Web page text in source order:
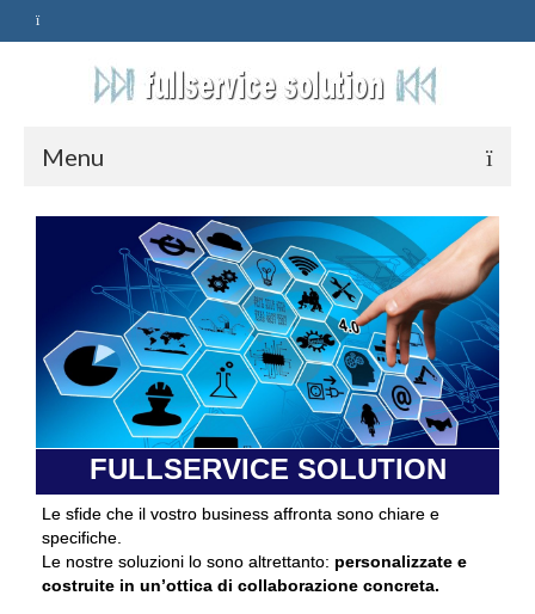
Menu
HOME
ASSISTENZA
POLITICA
Qualità
PRIVACY
CONTATTI
FULLSERVICE SOLUTION
Le sfide che il vostro business affronta sono chiare e
specifiche.
Le nostre soluzioni lo sono altrettanto: personalizzate e
costruite in un’ottica di collaborazione concreta.